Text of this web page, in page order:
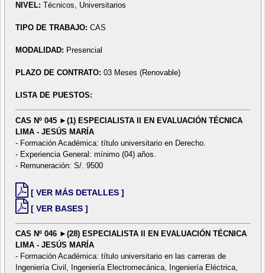
NIVEL: Técnicos, Universitarios
TIPO DE TRABAJO: CAS
MODALIDAD: Presencial
PLAZO DE CONTRATO: 03 Meses (Renovable)
LISTA DE PUESTOS:
CAS Nº 045 ►(1) ESPECIALISTA II EN EVALUACIÓN TÉCNICA
LIMA - JESÚS MARÍA
- Formación Académica: título universitario en Derecho.
- Experiencia General: mínimo (04) años.
- Remuneración: S/. 9500
[ VER MÁS DETALLES ]
[ VER BASES ]
CAS Nº 046 ►(28) ESPECIALISTA II EN EVALUACIÓN TÉCNICA
LIMA - JESÚS MARÍA
- Formación Académica: título universitario en las carreras de
Ingeniería Civil, Ingeniería Electromecánica, Ingeniería Eléctrica,